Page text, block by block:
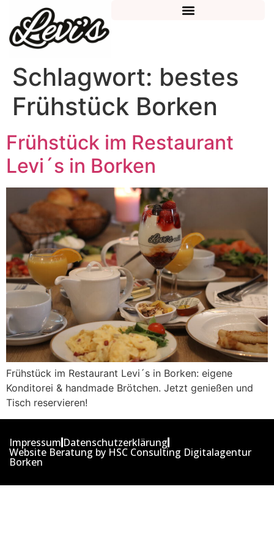
Schlagwort: bestes
Frühstück Borken
Frühstück im Restaurant
Levi´s in Borken
Frühstück im Restaurant Levi´s in Borken: eigene
Konditorei & handmade Brötchen. Jetzt genießen und
Tisch reservieren!
Impressum Datenschutzerklärung
Website Beratung by HSC Consulting Digitalagentur
Borken